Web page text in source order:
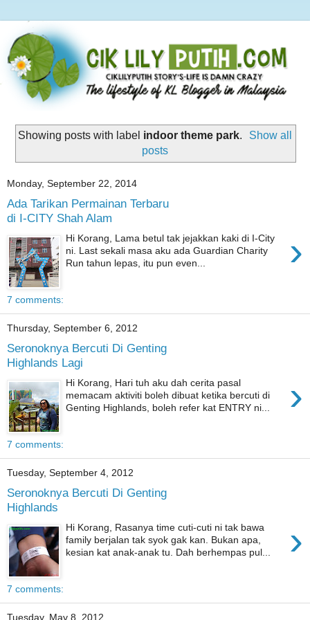
Showing posts with label indoor theme park.
Show all
posts
Monday, September 22, 2014
Ada Tarikan Permainan Terbaru
di I-CITY Shah Alam
›
Hi Korang, Lama betul tak jejakkan kaki di I-City
ni. Last sekali masa aku ada Guardian Charity
Run tahun lepas, itu pun even...
7 comments:
Thursday, September 6, 2012
Seronoknya Bercuti Di Genting
Highlands Lagi
›
Hi Korang, Hari tuh aku dah cerita pasal
memacam aktiviti boleh dibuat ketika bercuti di
Genting Highlands, boleh refer kat ENTRY ni...
7 comments:
Tuesday, September 4, 2012
Seronoknya Bercuti Di Genting
Highlands
›
Hi Korang, Rasanya time cuti-cuti ni tak bawa
family berjalan tak syok gak kan. Bukan apa,
kesian kat anak-anak tu. Dah berhempas pul...
7 comments:
Tuesday, May 8, 2012